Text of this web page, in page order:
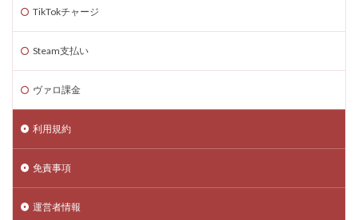
TikTokチャージ
Steam支払い
ヴァロ課金
利用規約
免責事項
運営者情報